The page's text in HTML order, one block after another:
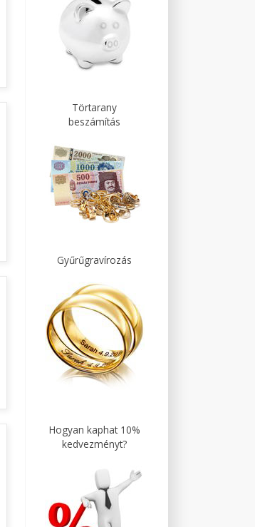
Törtarany
beszámítás
Gyűrűgravírozás
Hogyan kaphat 10%
kedvezményt?